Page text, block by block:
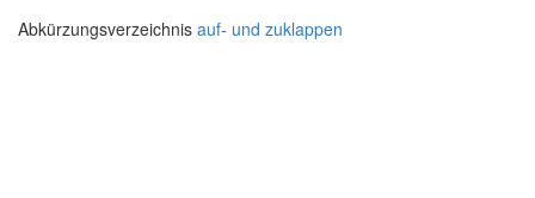
Abkürzungsverzeichnis auf- und zuklappen